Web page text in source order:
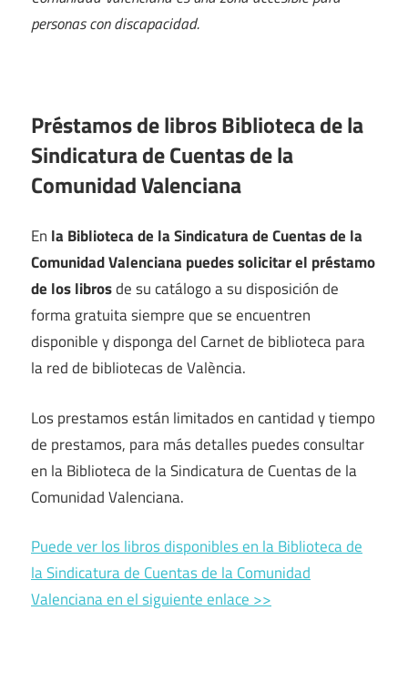
personas con discapacidad.
Préstamos de libros Biblioteca de la
Sindicatura de Cuentas de la
Comunidad Valenciana
En la Biblioteca de la Sindicatura de Cuentas de la
Comunidad Valenciana puedes solicitar el préstamo
de los librosde su catálogo a su disposición de
forma gratuita siempre que se encuentren
disponible y disponga del Carnet de biblioteca para
la red de bibliotecas de València.
Los prestamos están limitados en cantidad y tiempo
de prestamos, para más detalles puedes consultar
en la Biblioteca de la Sindicatura de Cuentas de la
Comunidad Valenciana.
Puede ver los libros disponibles en la Biblioteca de
la Sindicatura de Cuentas de la Comunidad
Valenciana en el siguiente enlace >>